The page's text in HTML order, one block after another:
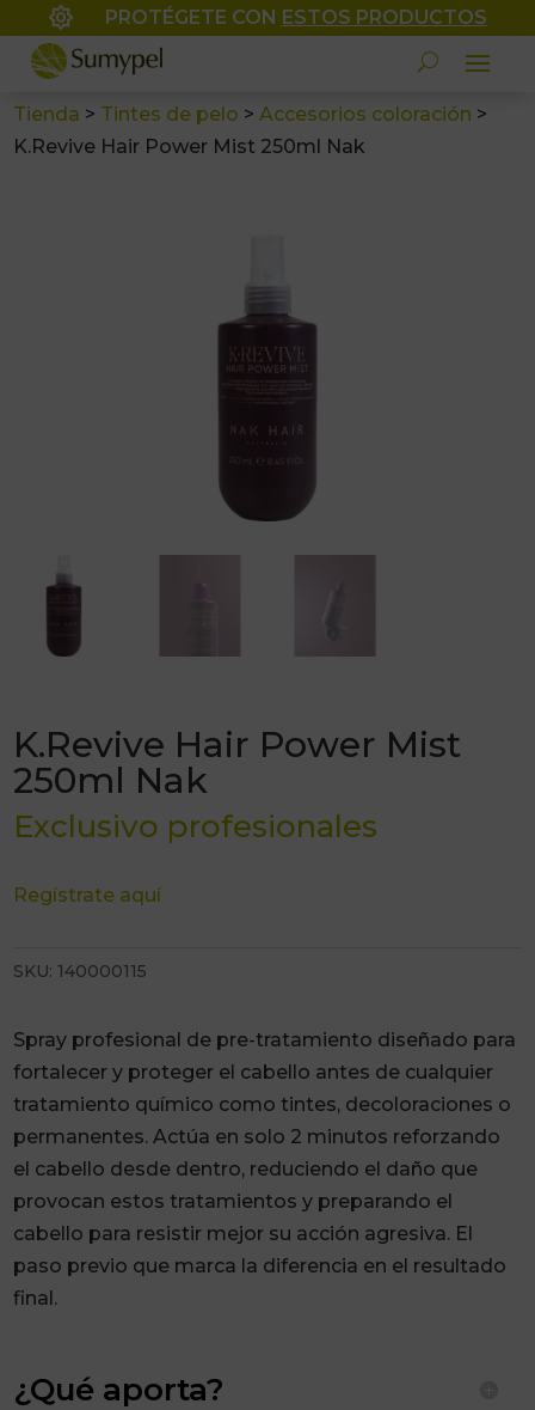
 PROTÉGETE CON ESTOS PRODUCTOS
Tienda > Tintes de pelo >Accesorios coloración >
K.Revive Hair Power Mist 250ml Nak
K.Revive Hair Power Mist
250ml Nak
Exclusivo profesionales
Regístrate aquí
SKU: 140000115
Spray profesional de pre-tratamiento diseñado para
fortalecer y proteger el cabello antes de cualquier
tratamiento químico como tintes, decoloraciones o
permanentes. Actúa en solo 2 minutos reforzando
el cabello desde dentro, reduciendo el daño que
provocan estos tratamientos y preparando el
cabello para resistir mejor su acción agresiva. El
paso previo que marca la diferencia en el resultado
final.
¿Qué aporta?